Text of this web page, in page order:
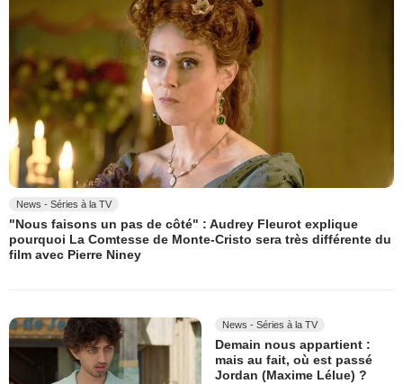
News - Séries à la TV
"Nous faisons un pas de côté" : Audrey Fleurot explique
pourquoi La Comtesse de Monte-Cristo sera très différente du
film avec Pierre Niney
News - Séries à la TV
Demain nous appartient :
mais au fait, où est passé
Jordan (Maxime Lélue) ?